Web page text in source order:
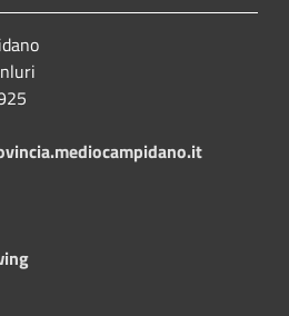
mediocampidano.it